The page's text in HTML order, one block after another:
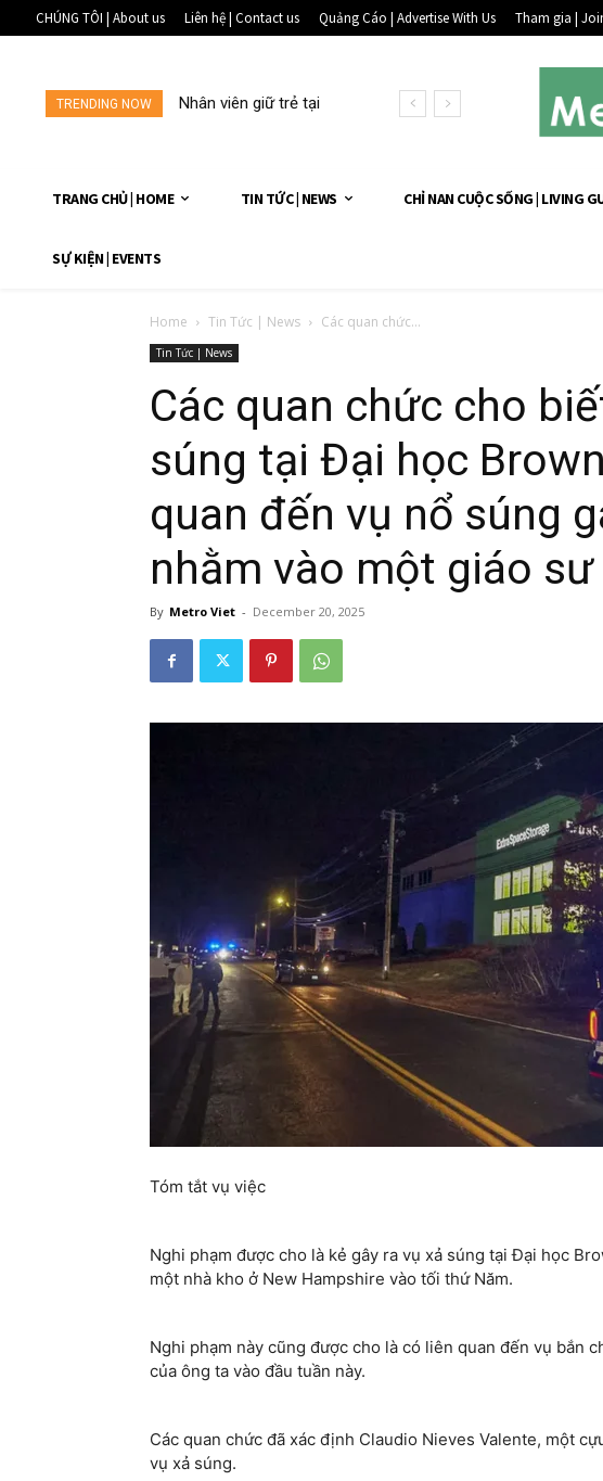
CHÚNG TÔI | About us Liên hệ | Contact us Quảng Cáo | Advertise With Us Tham gia |
TRENDING NOW
Nhân viên giữ trẻ tại
TRANG CHỦ | HOME TIN TỨC | NEWS CHỈ NAN CUỘC SỐNG | LIVING
SỰ KIỆN | EVENTS
Home Tin Tức | News Các quan chức...
Tin Tức | News
Các quan chức cho
súng tại Đại học
quan đến vụ nổ súng
nhằm vào một giáo sư
By Metro Viet - December 20, 2025
Tóm tắt vụ việc
Nghi phạm được cho là kẻ gây ra vụ xả súng tại Đại học
một nhà kho ở New Hampshire vào tối thứ Năm.
Nghi phạm này cũng được cho là có liên quan đến vụ bắn
của ông ta vào đầu tuần này.
Các quan chức đã xác định Claudio Nieves Valente, một
vụ xả súng.